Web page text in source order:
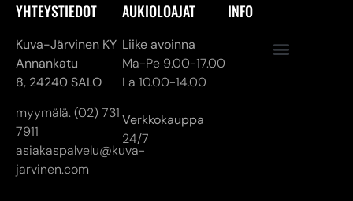
YHTEYSTIEDOT
Kuva-Järvinen KY
Annankatu
8, 24240 SALO
myymälä. (02) 731
7911
asiakaspalvelu@kuva-
jarvinen.com
AUKIOLOAJAT
Liike avoinna
Ma-Pe 9.00-17.00
La 10.00-14.00
Verkkokauppa
24/7
INFO